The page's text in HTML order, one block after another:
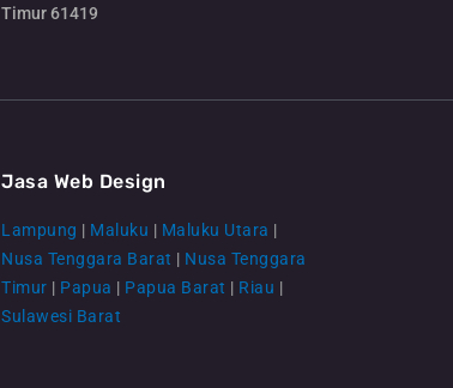
Timur 61419
Jasa Web Design
Lampung | Maluku | Maluku Utara |
Nusa Tenggara Barat | Nusa Tenggara
Timur | Papua | Papua Barat | Riau |
Sulawesi Barat